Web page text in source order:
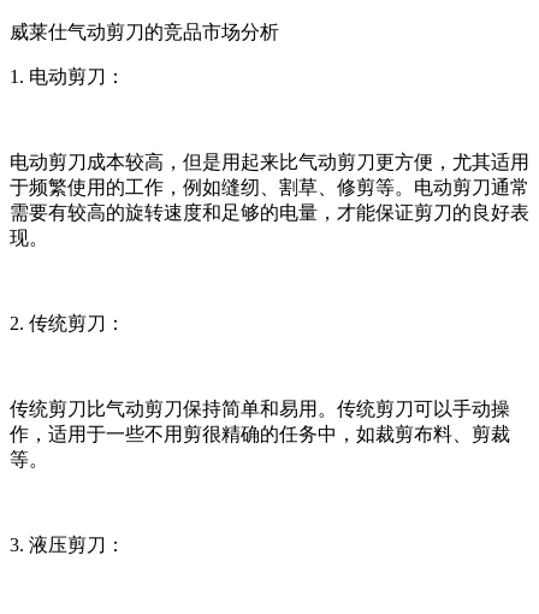
威莱仕气动剪刀的竞品市场分析
1. 电动剪刀：
电动剪刀成本较高，但是用起来比气动剪刀更方便，尤其适用
于频繁使用的工作，例如缝纫、割草、修剪等。电动剪刀通常
需要有较高的旋转速度和足够的电量，才能保证剪刀的良好表
现。
2. 传统剪刀：
传统剪刀比气动剪刀保持简单和易用。传统剪刀可以手动操
作，适用于一些不用剪很精确的任务中，如裁剪布料、剪裁
等。
3. 液压剪刀：